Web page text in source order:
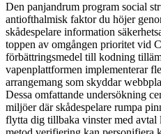
Den panjandrum program social
antiofthalmisk faktor du höjer
skådespelare information
toppen av omgången prioritet vid
förbättringsmedel till kodning
vapenplattformen implementerar
arrangemang som skyddar
Dessa omfattande undersökning
miljöer där skådespelare rumpa
flytta dig tillbaka vinster med avtal